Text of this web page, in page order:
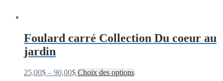
Foulard carré Collection Du coeur au
jardin
25,00$ – 90,00$ Choix des options